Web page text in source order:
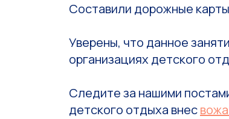
Составили дорожные
Уверены, что данное
организациях детского
Следите за нашими
детского отдыха внес